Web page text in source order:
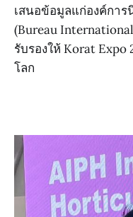
เสนอข้อมูลแก่องค์กา
(Bureau
รับรองให้ Korat
โลก